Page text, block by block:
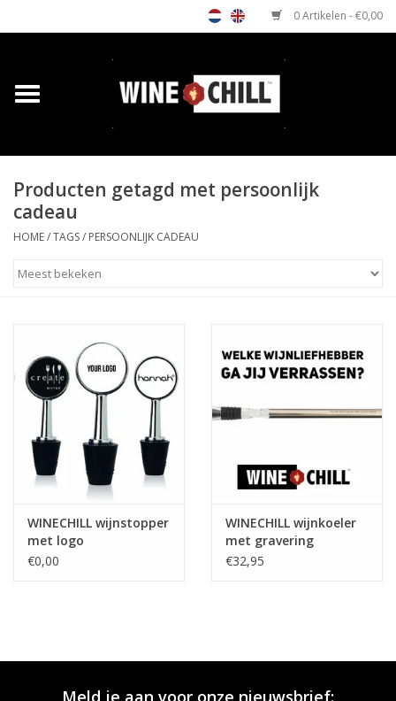
0 Artikelen - €0,00
Home
Relatiegeschenken
Horeca wijnkoeler
Contact
Producten getagd met persoonlijk
cadeau
HOME/TAGS/ PERSOONLIJK CADEAU
WINECHILL wijnstopper
met logo
€0,00
WINECHILL wijnkoeler
met gravering
€32,95
Meld je aan voor onze nieuwsbrief: